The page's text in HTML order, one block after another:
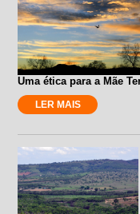
Uma ética para a Mãe
LER MAIS